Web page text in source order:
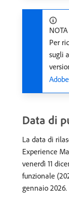
NOTA
Per
sugli
Data di
La data di
Experience
venerdì 11
funzionale
gennaio 2026.